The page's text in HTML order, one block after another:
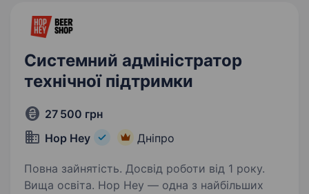
Системний адміністратор
технічної підтримки
27 500 грн
Hop Hey
Дніпро
Повна зайнятість. Досвід роботи від 1 року.
Вища освіта. Hop Hey — одна з найбільших